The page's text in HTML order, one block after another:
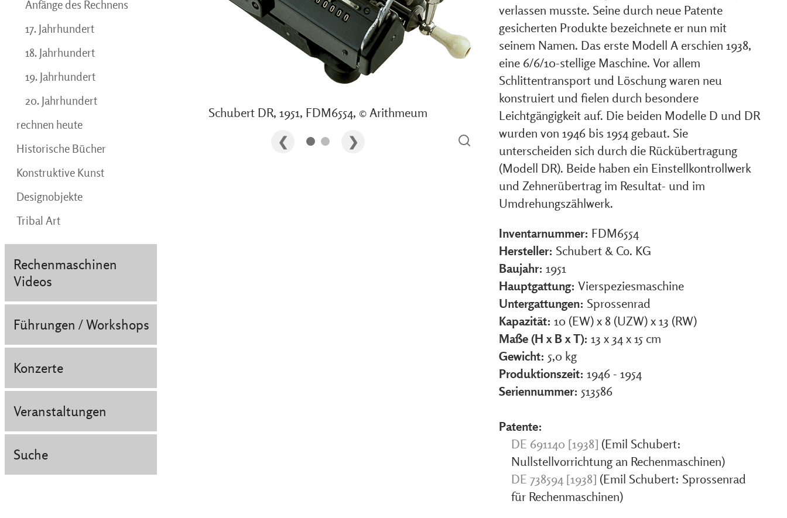
Anfänge des Rechnens
17. Jahrhundert
18. Jahrhundert
19. Jahrhundert
20. Jahrhundert
rechnen heute
Historische Bücher
Konstruktive Kunst
Designobjekte
Tribal Art
Rechenmaschinen
Videos
Führungen / Workshops
Konzerte
Veranstaltungen
Suche
Schubert DR, 1951, FDM6554, © Arithmeum
verlassen musste. Seine durch neue Patente
gesicherten Produkte bezeichnete er nun mit
seinem Namen. Das erste Modell A erschien 1938,
eine 6/6/10-stellige Maschine. Vor allem
Schlittentransport und Löschung waren neu
konstruiert und fielen durch besondere
Leichtgängigkeit auf. Die beiden Modelle D und DR
wurden von 1946 bis 1954 gebaut. Sie
unterscheiden sich durch die Rückübertragung
(Modell DR). Beide haben ein Einstellkontrollwerk
und Zehnerübertrag im Resultat- und im
Umdrehungszählwerk.
Inventarnummer: FDM6554
Hersteller: Schubert & Co. KG
Baujahr: 1951
Hauptgattung: Vierspeziesmaschine
Untergattungen: Sprossenrad
Kapazität: 10 (EW) x 8 (UZW) x 13 (RW)
Maße (H x B x T): 13 x 34 x 15 cm
Gewicht: 5,0 kg
Produktionszeit: 1946 - 1954
Seriennummer: 513586
Patente:
DE 691140 [1938] (Emil Schubert:
Nullstellvorrichtung an Rechenmaschinen)
DE 738594 [1938] (Emil Schubert: Sprossenrad
für Rechenmaschinen)